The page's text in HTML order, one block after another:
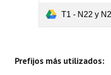
T1 - N22 y N23
Prefijos más utilizados: